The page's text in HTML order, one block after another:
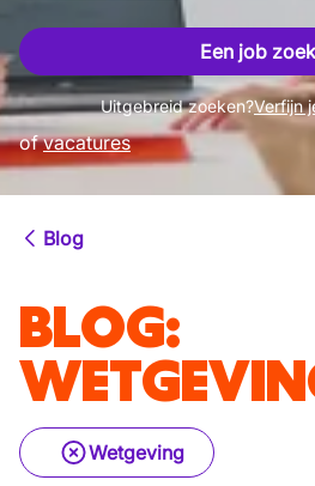
Een job
Uitgebreid zoeken?Verfijn
of vacatures
Blog
BLOG:
Wetgeving